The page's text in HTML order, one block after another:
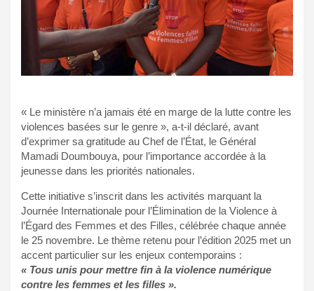
« Le ministère n’a jamais été en marge de la lutte contre les
violences basées sur le genre », a-t-il déclaré, avant
d’exprimer sa gratitude au Chef de l’État, le Général
Mamadi Doumbouya, pour l’importance accordée à la
jeunesse dans les priorités nationales.
Cette initiative s’inscrit dans les activités marquant la
Journée Internationale pour l’Élimination de la Violence à
l’Égard des Femmes et des Filles, célébrée chaque année
le 25 novembre. Le thème retenu pour l’édition 2025 met un
accent particulier sur les enjeux contemporains :
« Tous unis pour mettre fin à la violence numérique
contre les femmes et les filles ».